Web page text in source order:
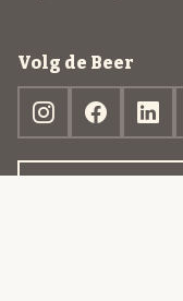
Volg de Beer